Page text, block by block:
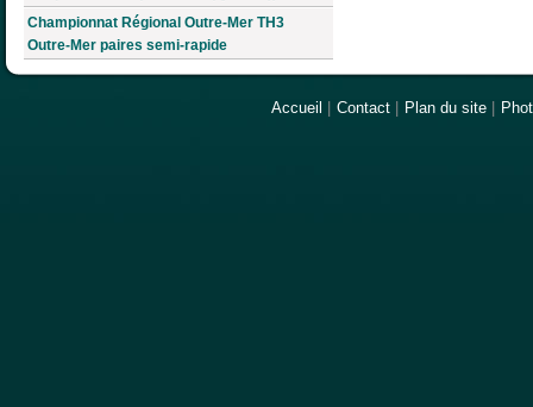
Championnat Régional Outre-Mer TH3
Outre-Mer paires semi-rapide
Accueil Contact Plan du site